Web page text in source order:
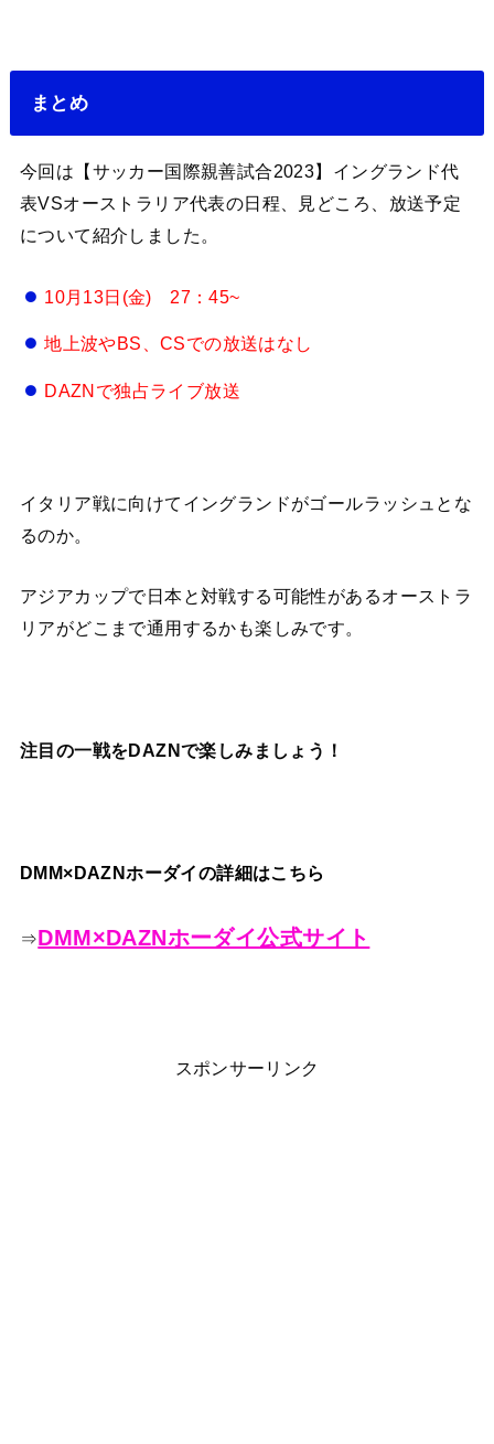
まとめ
今回は【サッカー国際親善試合2023】イングランド代
表VSオーストラリア代表の日程、見どころ、放送予定
について紹介しました。
10月13日(金) 27：45~
地上波やBS、CSでの放送はなし
DAZNで独占ライブ放送
イタリア戦に向けてイングランドがゴールラッシュとな
るのか。
アジアカップで日本と対戦する可能性があるオーストラ
リアがどこまで通用するかも楽しみです。
注目の一戦をDAZNで楽しみましょう！
DMM×DAZNホーダイの詳細はこちら
⇒DMM×DAZNホーダイ公式サイト
スポンサーリンク